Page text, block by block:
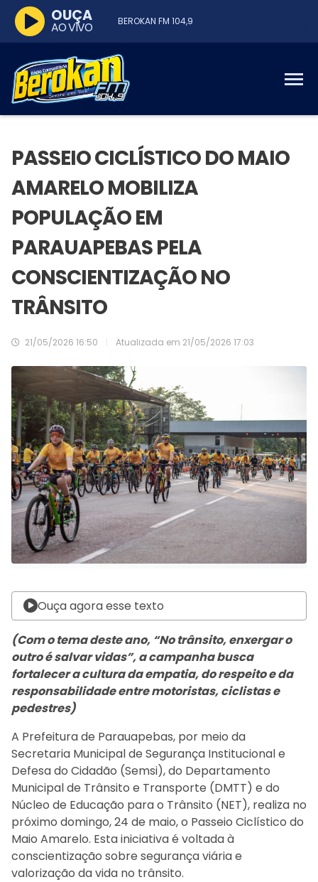
BEROKAN FM 104,9
OUÇA
AO VIVO
PASSEIO CICLÍSTICO DO MAIO
AMARELO MOBILIZA
POPULAÇÃO EM
PARAUAPEBAS PELA
CONSCIENTIZAÇÃO NO
TRÂNSITO
21/05/2026 16:50 Atualizada em 21/05/2026 17:03
Ouça agora esse texto
(Com o tema deste ano, “No trânsito, enxergar o
outro é salvar vidas”, a campanha busca
fortalecer a cultura da empatia, do respeito e da
responsabilidade entre motoristas, ciclistas e
pedestres)
A Prefeitura de Parauapebas, por meio da
Secretaria Municipal de Segurança Institucional e
Defesa do Cidadão (Semsi), do Departamento
Municipal de Trânsito e Transporte (DMTT) e do
Núcleo de Educação para o Trânsito (NET), realiza no
próximo domingo, 24 de maio, o Passeio Ciclístico do
Maio Amarelo. Esta iniciativa é voltada à
conscientização sobre segurança viária e
valorização da vida no trânsito.